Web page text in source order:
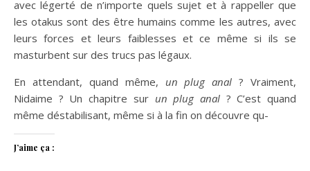
avec légerté de n’importe quels sujet et à rappeller que
les otakus sont des être humains comme les autres, avec
leurs forces et leurs faiblesses et ce même si ils se
masturbent sur des trucs pas légaux.
En attendant, quand même, un plug anal ? Vraiment,
Nidaime ? Un chapitre sur un plug anal? C’est quand
même déstabilisant, même si à la fin on découvre qu-
J’aime ça :